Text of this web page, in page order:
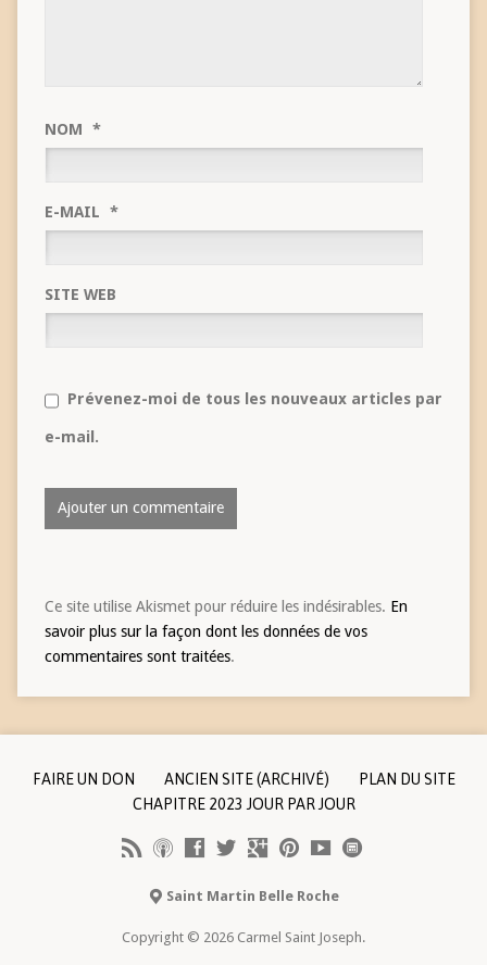
NOM *
E-MAIL *
SITE WEB
Prévenez-moi de tous les nouveaux articles par
e-mail.
Ce site utilise Akismet pour réduire les indésirables. En
savoir plus sur la façon dont les données de vos
commentaires sont traitées.
FAIRE UN DON ANCIEN SITE (ARCHIVÉ)
PLAN DU SITE
CHAPITRE 2023 JOUR PAR JOUR
Saint Martin Belle Roche
Copyright © 2026 Carmel Saint Joseph.